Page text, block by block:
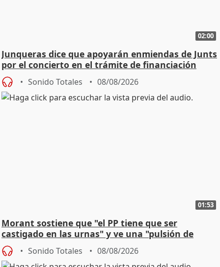
02:00
Junqueras dice que apoyarán enmiendas de Junts
por el concierto en el trámite de financiación
Sonido Totales 08/08/2026
01:53
Morant sostiene que "el PP tiene que ser
castigado en las urnas" y ve una "pulsión de
cambio"
Sonido Totales 08/08/2026